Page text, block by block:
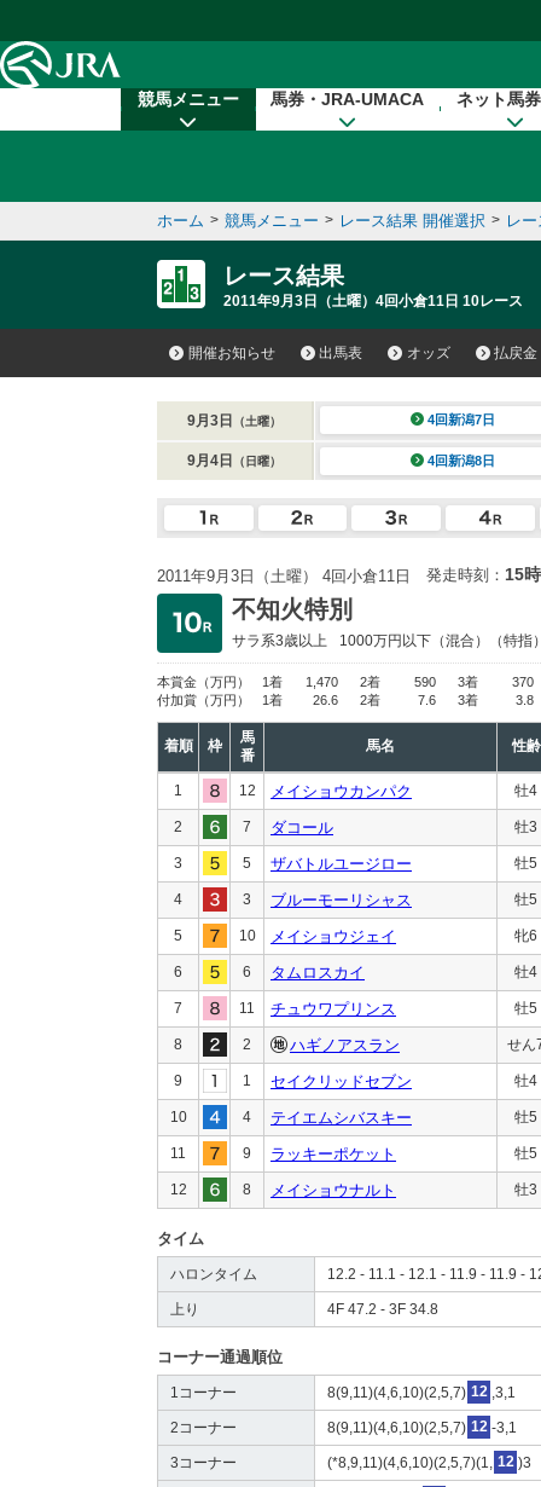
競馬メニュー 馬券・JRA-UMACA ネット馬
ホーム > 競馬メニュー > レース結果 開催選択 > レ
レース結果
2011年9月3日（土曜）4回小倉11日 10レース
開催お知らせ 出馬表 オッズ 払戻金
9月3日 （土曜） 4回新潟7日
9月4日 （日曜） 4回新潟8日
2011年9月3日（土曜） 4回小倉11日 発走時刻： 15
不知火特別
サラ系3歳以上 1000万円以下 （混合）（特指
本賞金 （万円） 1着 1,470 2着 590 3着
370
付加賞 （万円） 1着 26.6 2着 7.6 3着 3.8
着順 枠
馬
番
馬名 性齢
1 12 メイショウカンパク 牡4
2 7 ダコール 牡3
3 5 ザバトルユージロー 牡5
4 3 ブルーモーリシャス 牡5
5 10 メイショウジェイ 牝6
6 6 タムロスカイ 牡4
7 11 チュウワプリンス 牡5
8 2 ハギノアスラン せん
9 1 セイクリッドセブン 牡4
10 4 テイエムシバスキー 牡5
11 9 ラッキーポケット 牡5
12 8 メイショウナルト 牡3
タイム
ハロンタイム 12.2 - 11.1 - 12.1 - 11.9 - 11.9 -
上り 4F 47.2 - 3F 34.8
コーナー通過順位
1コーナー 8(9,11)(4,6,10)(2,5,7) 12 ,3,1
2コーナー 8(9,11)(4,6,10)(2,5,7) 12 -3,1
3コーナー (*8,9,11)(4,6,10)(2,5,7)(1, 12 )3